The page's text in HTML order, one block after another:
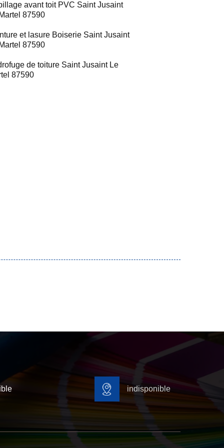
avant toit PVC Saint Jusaint
87590
et lasure Boiserie Saint Jusaint
87590
de toiture Saint Jusaint Le
87590
indisponible